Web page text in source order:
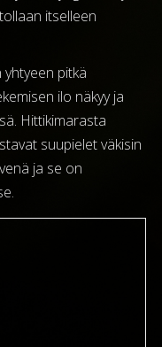
itselleen
pitkä
ilo näkyy ja
Hittikimarasta
suupielet väkisin
ja se on